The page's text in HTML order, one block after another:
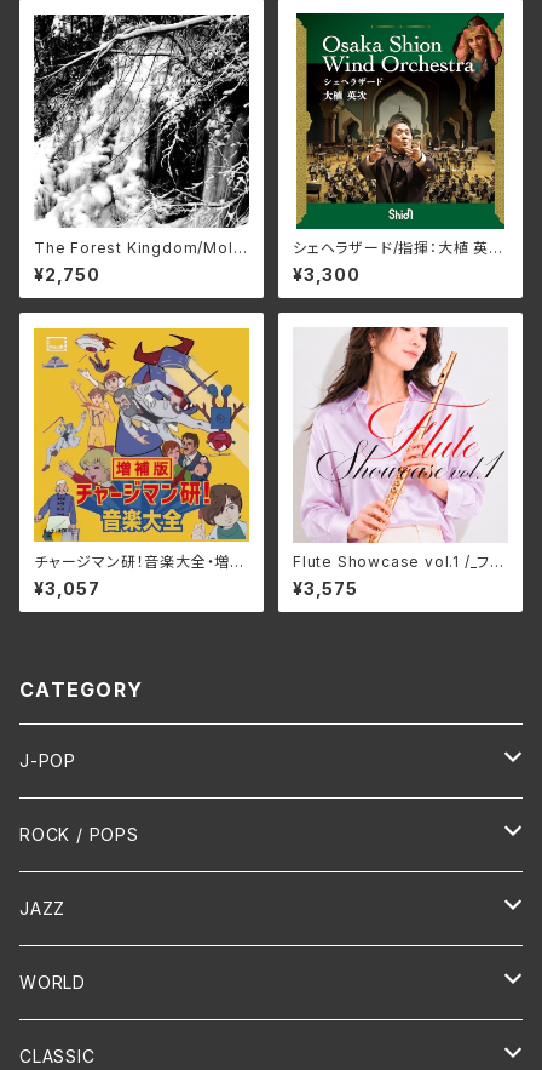
The Forest Kingdom/Molo
ch HMP-121(仕様:CD)
¥2,750
シェヘラザード/指揮：大植 英次
吹奏楽：Osaka Shion Wind
Orchestra WKOS-016(仕
様:CD)
¥3,300
チャージマン研！音楽大全・増補
版/宮内國郎 3SCD-0077
(仕様:CD)
¥3,057
Flute Showcase vol.1 /_フル
ートショーケース vol.1/Variou
s Artists GNRS-0038(仕
様:CD)
¥3,575
CATEGORY
J-POP
HR/HM
演歌 / 歌謡曲
PUNK/HARDCORE
Hip-Hop/Dancehall Reggae
ROCK / POPS
Oldies
HR/HM
JAZZ
Vocal
Piano
WORLD
HAWAIIAN
CLASSIC